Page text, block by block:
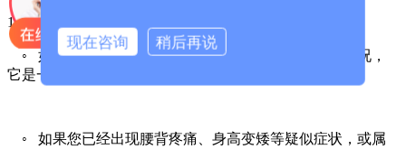
1.国康超声波骨密度检测仪
◦ 如果您是希望进行常规体检、了解骨骼大致健康状况，
它是一个非常好的选择。
◦ 如果您已经出现腰背疼痛、身高变矮等疑似症状，或属
现在咨询 稍后再说